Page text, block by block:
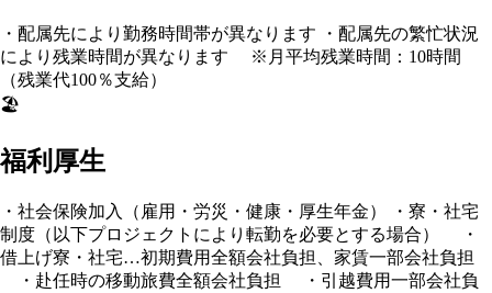
・配属先により勤務時間帯が異なります ・配属先の繁忙状況
により残業時間が異なります ※月平均残業時間：10時間
（残業代100％支給）
🏖️
福利厚生
・社会保険加入（雇用・労災・健康・厚生年金） ・寮・社宅
制度（以下プロジェクトにより転勤を必要とする場合） ・
借上げ寮・社宅…初期費用全額会社負担、家賃一部会社負担
・赴任時の移動旅費全額会社負担 ・引越費用一部会社負